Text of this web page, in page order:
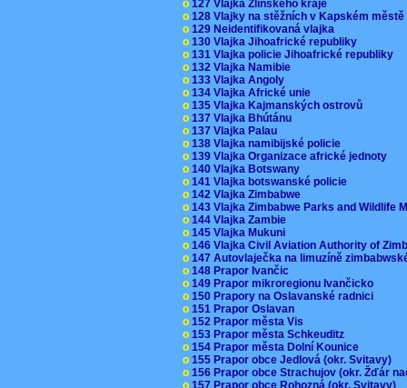
o 127 Vlajka Zlínského kraje
o 128 Vlajky na stěžních v Kapském
o 129 Neidentifikovaná vlajka
o 130 Vlajka Jihoafrické republiky
o 131 Vlajka policie Jihoafrické republiky
o 132 Vlajka Namibie
o 133 Vlajka Angoly
o 134 Vlajka Africké unie
o 135 Vlajka Kajmanských ostrovů
o 137 Vlajka Bhútánu
o 137 Vlajka Palau
o 138 Vlajka namibijské policie
o 139 Vlajka Organizace africké jednoty
o 140 Vlajka Botswany
o 141 Vlajka botswanské policie
o 142 Vlajka Zimbabwe
o 143 Vlajka Zimbabwe Parks and Wildlife
o 144 Vlajka Zambie
o 145 Vlajka Mukuni
o 146 Vlajka Civil Aviation Authority of
o 147 Autovlaječka na limuzíně
o 148 Prapor Ivančic
o 149 Prapor mikroregionu Ivančicko
o 150 Prapory na Oslavanské radnici
o 151 Prapor Oslavan
o 152 Prapor města Vis
o 153 Prapor města Schkeuditz
o 154 Prapor města Dolní Kounice
o 155 Prapor obce Jedlová (okr. Svitavy)
o 156 Prapor obce Strachujov (okr. Žďár
o 157 Prapor obce Rohozná (okr. Svitavy)